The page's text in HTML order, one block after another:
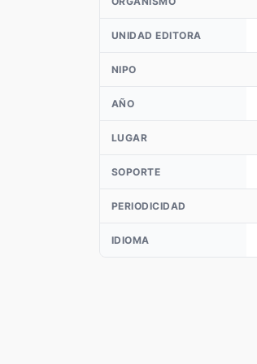
UNIDAD EDITORA
NIPO
AÑO
LUGAR
SOPORTE
PERIODICIDAD
IDIOMA